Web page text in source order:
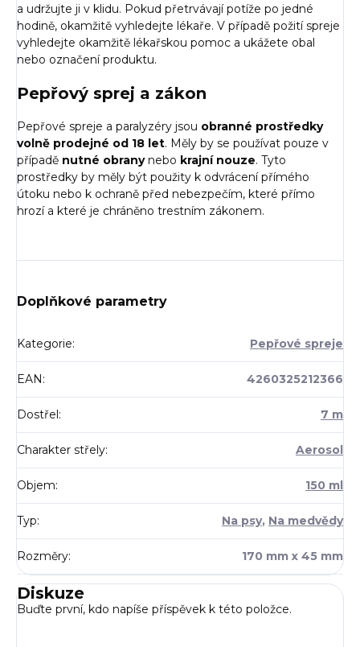
a udržujte ji v klidu. Pokud přetrvávají potíže po jedné
hodině, okamžitě vyhledejte lékaře. V případě požití spreje
vyhledejte okamžitě lékařskou pomoc a ukážete obal
nebo označení produktu.
Pepřový sprej a zákon
Pepřové spreje a paralyzéry jsou obranné prostředky
volně prodejné od 18 let. Měly by se používat pouze v
případě nutné obrany nebo krajní nouze. Tyto
prostředky by měly být použity k odvrácení přímého
útoku nebo k ochraně před nebezpečím, které přímo
hrozí a které je chráněno trestním zákonem.
Doplňkové parametry
Kategorie: Pepřové spreje
EAN: 4260325212366
Dostřel: 7 m
Charakter střely: Aerosol
Objem: 150 ml
Typ: Na psy, Na medvědy
Rozměry: 170 mm x 45 mm
Diskuze
Buďte první, kdo napíše příspěvek k této položce.